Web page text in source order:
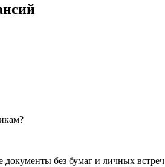
документы без бумаг и личных встреч